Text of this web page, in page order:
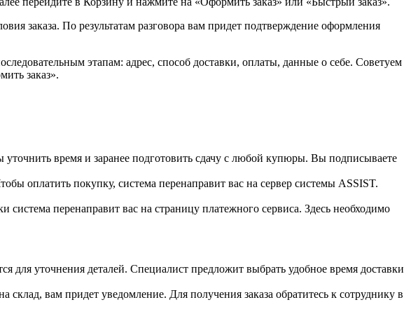
заказа. По результатам разговора вам придет подтверждение оформления
этапам: адрес, способ доставки, оплаты, данные о себе. Советуем
заказ».
время и заранее подготовить сдачу с любой купюры. Вы подписываете
оплатить покупку, система перенаправит вас на сервер системы ASSIST.
перенаправит вас на страницу платежного сервиса. Здесь необходимо
для уточнения деталей. Специалист предложит выбрать удобное время доставки
вам придет уведомление. Для получения заказа обратитесь к сотруднику в